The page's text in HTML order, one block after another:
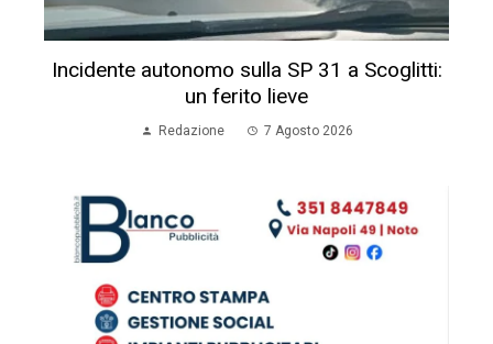
Incidente autonomo sulla SP 31 a Scoglitti:
un ferito lieve
Redazione 7 Agosto 2026